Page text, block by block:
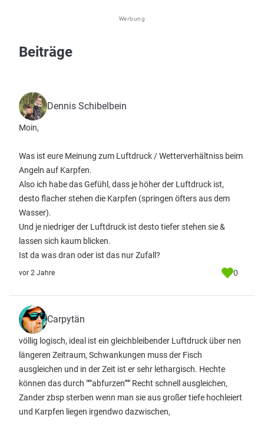
Werbung
Beiträge
Dennis Schibelbein
Moin,
Was ist eure Meinung zum Luftdruck / Wetterverhältniss beim
Angeln auf Karpfen.
Also ich habe das Gefühl, dass je höher der Luftdruck ist,
desto flacher stehen die Karpfen (springen öfters aus dem
Wasser).
Und je niedriger der Luftdruck ist desto tiefer stehen sie &
lassen sich kaum blicken.
Ist da was dran oder ist das nur Zufall?
vor 2 Jahre 0
Carpytän
völlig logisch, ideal ist ein gleichbleibender Luftdruck über nen
längeren Zeitraum, Schwankungen muss der Fisch
ausgleichen und in der Zeit ist er sehr lethargisch. Hechte
können das durch """abfurzen""" Recht schnell ausgleichen,
Zander zbsp sterben wenn man sie aus großer tiefe hochleiert
und Karpfen liegen irgendwo dazwischen,